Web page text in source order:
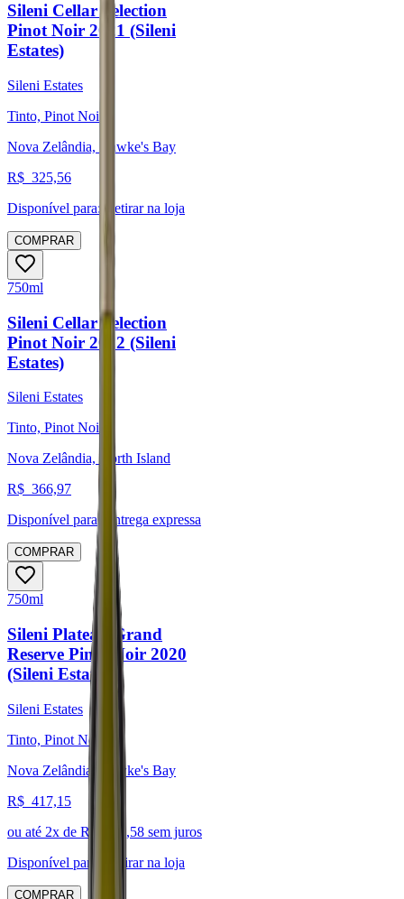
Sileni Cellar Selection
Pinot Noir 2021 (Sileni
Estates)
Sileni Estates
Tinto, Pinot Noir
Nova Zelândia, Hawke's Bay
R$ 325,56
Disponível para: Retirar na loja
COMPRAR
750ml
Sileni Cellar Selection
Pinot Noir 2022 (Sileni
Estates)
Sileni Estates
Tinto, Pinot Noir
Nova Zelândia, North Island
R$ 366,97
Disponível para:
Entrega expressa
COMPRAR
750ml
Sileni Plateau Grand
Reserve Pinot Noir 2020
(Sileni Estates)
Sileni Estates
Tinto, Pinot Noir
Nova Zelândia, Hawke's Bay
R$ 417,15
ou até 2x de R$ 208,58 sem juros
Disponível para:
Retirar na loja
COMPRAR